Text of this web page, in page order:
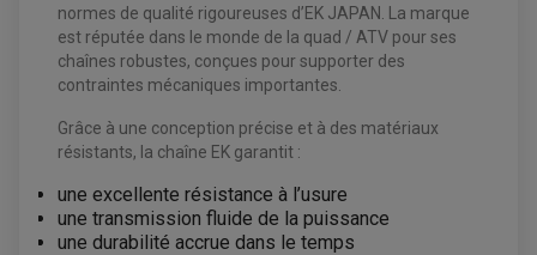
COMPTEUR QUAD / SSV
CONTACTEUR A CLÉ QUAD
DÉMARREUR
ECLAIRAGE LED / HALOGÈNE
STATOR ET REDRESSEUR / REGULATEUR
VENTILATEUR DE RADIATEUR
EQUIPEMENT FREINAGE QUAD / SSV
KIT DURITE DE FREIN QUAD
KIT REPARATION MAÎTRE CYLINDRE QUAD / SSV
PLAQUETTES DE FREIN QUAD / SSV
MOUSSE
CHAMBRE À AIR
normes de qualité rigoureuses d’EK JAPAN. La marque
est réputée dans le monde de la quad / ATV pour ses
chaînes robustes, conçues pour supporter des
contraintes mécaniques importantes.
Grâce à une conception précise et à des matériaux
résistants, la chaîne EK garantit :
une excellente résistance à l’usure
une transmission fluide de la puissance
une durabilité accrue dans le temps